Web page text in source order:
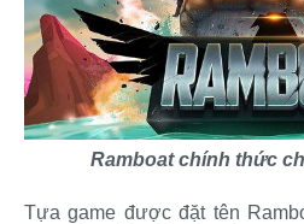
Ramboat chính thức
Tựa game được đặt tên